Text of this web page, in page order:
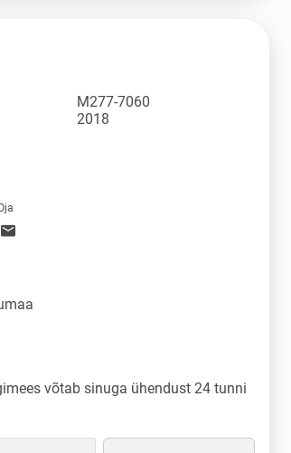
M277-7060
2018
võtab sinuga ühendust 24 tunni